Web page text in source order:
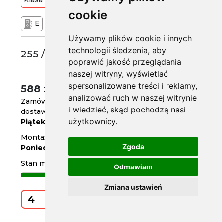
cookie
Używamy plików cookie i innych
technologii śledzenia, aby
poprawić jakość przeglądania
naszej witryny, wyświetlać
spersonalizowane treści i reklamy,
analizować ruch w naszej witrynie
i wiedzieć, skąd pochodzą nasi
użytkownicy.
Zgoda
Odmawiam
Zmiana ustawień
E
255 /70 R16
588 zł
Zamów do
godz. 14
dostawa już jutro
Piątek
Montaż w serwisie za 4 dni
Poniedziałek
Stan magazynowy